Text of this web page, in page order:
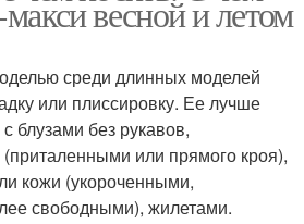
весной и летом
среди длинных моделей
или плиссировку. Ее лучше
блузами без рукавов,
или прямого кроя),
кожи (укороченными,
свободными), жилетами.